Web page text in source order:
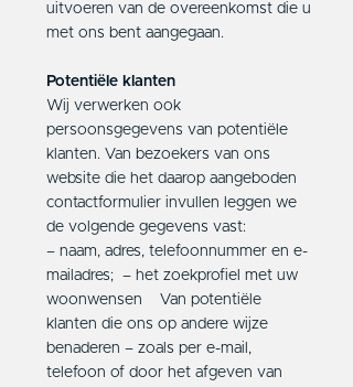
uitvoeren van de overeenkomst die u
met ons bent aangegaan.
Potentiële klanten
Wij verwerken ook
persoonsgegevens van potentiële
klanten. Van bezoekers van ons
website die het daarop aangeboden
contactformulier invullen leggen we
de volgende gegevens vast:
– naam, adres, telefoonnummer en e-
mailadres; – het zoekprofiel met uw
woonwensen Van potentiële
klanten die ons op andere wijze
benaderen – zoals per e-mail,
telefoon of door het afgeven van